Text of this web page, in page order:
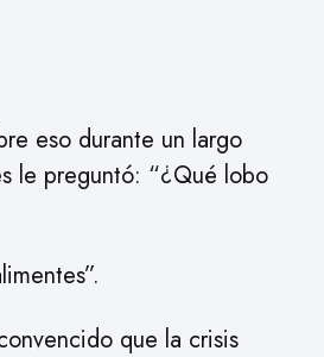
eso durante un largo
le preguntó: “¿Qué lobo
que la crisis